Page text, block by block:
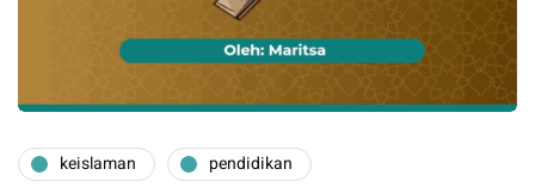
keislaman pendidikan